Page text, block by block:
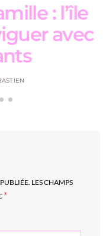
: l’île
avec
LES CHAMPS
*